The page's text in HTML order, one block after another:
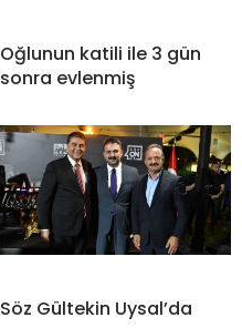
Oğlunun katili ile 3 gün
sonra evlenmiş
Söz Gültekin Uysal’da